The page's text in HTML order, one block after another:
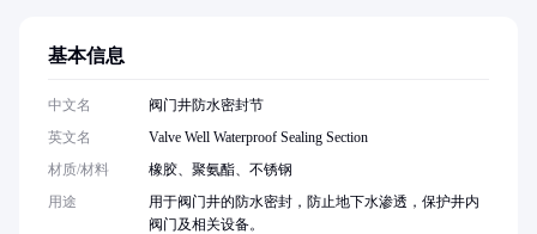
基本信息
中文名
阀门井防水密封节
英文名
Valve Well Waterproof Sealing Section
材质/材料
橡胶、聚氨酯、不锈钢
用途
用于阀门井的防水密封，防止地下水渗透，保护井内
阀门及相关设备。